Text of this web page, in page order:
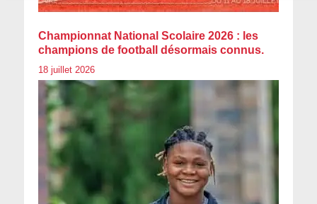
Championnat National Scolaire 2026 : les
champions de football désormais connus.
18 juillet 2026